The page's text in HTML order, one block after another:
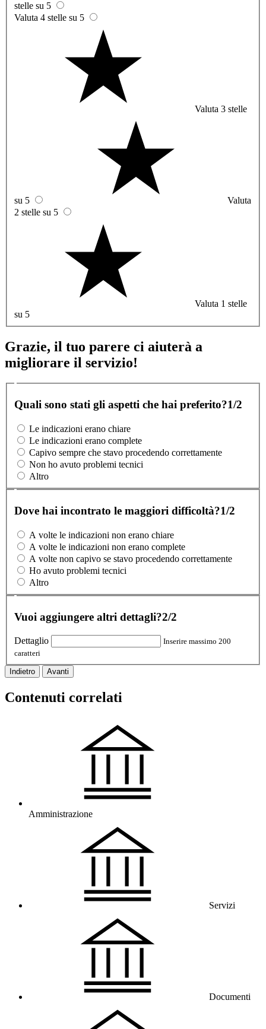
stelle su 5
Valuta 4 stelle su 5
Valuta 3 stelle
su 5
Valuta
2 stelle su 5
Valuta 1 stelle
su 5
Grazie, il tuo parere ci aiuterà a
migliorare il servizio!
Quali sono stati gli aspetti che hai preferito?1/2
Le indicazioni erano chiare
Le indicazioni erano complete
Capivo sempre che stavo procedendo correttamente
Non ho avuto problemi tecnici
Altro
Dove hai incontrato le maggiori difficoltà?1/2
A volte le indicazioni non erano chiare
A volte le indicazioni non erano complete
A volte non capivo se stavo procedendo correttamente
Ho avuto problemi tecnici
Altro
Vuoi aggiungere altri dettagli?2/2
Dettaglio
Inserire massimo 200
caratteri
Indietro Avanti
Contenuti correlati
Amministrazione
Servizi
Documenti